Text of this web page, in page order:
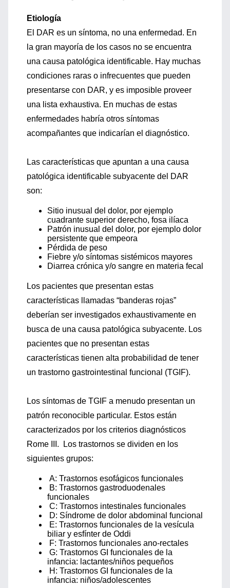
Etiología
El DAR es un síntoma, no una enfermedad. En
la gran mayoría de los casos no se encuentra
una causa patológica identificable. Hay muchas
condiciones raras o infrecuentes que pueden
presentarse con DAR, y es imposible proveer
una lista exhaustiva. En muchas de estas
enfermedades habría otros síntomas
acompañantes que indicarían el diagnóstico.
Las características que apuntan a una causa
patológica identificable subyacente del DAR
son:
Sitio inusual del dolor, por ejemplo
cuadrante superior derecho, fosa ilíaca
Patrón inusual del dolor, por ejemplo dolor
persistente que empeora
Pérdida de peso
Fiebre y/o síntomas sistémicos mayores
Diarrea crónica y/o sangre en materia fecal
Los pacientes que presentan estas
características llamadas “banderas rojas”
deberían ser investigados exhaustivamente en
busca de una causa patológica subyacente. Los
pacientes que no presentan estas
características tienen alta probabilidad de tener
un trastorno gastrointestinal funcional (TGIF).
Los síntomas de TGIF a menudo presentan un
patrón reconocible particular. Estos están
caracterizados por los criterios diagnósticos
Rome III. Los trastornos se dividen en los
siguientes grupos:
A: Trastornos esofágicos funcionales
B: Trastornos gastroduodenales
funcionales
C: Trastornos intestinales funcionales
D: Síndrome de dolor abdominal funcional
E: Trastornos funcionales de la vesícula
biliar y esfínter de Oddi
F: Trastornos funcionales ano-rectales
G: Trastornos GI funcionales de la
infancia: lactantes/niños pequeños
H: Trastornos GI funcionales de la
infancia: niños/adolescentes